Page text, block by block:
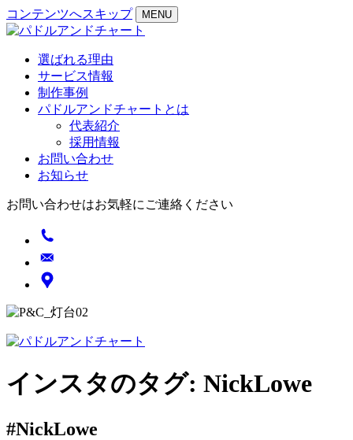
コンテンツへスキップ MENU
選ばれる理由
サービス情報
制作事例
パドルアンドチャートとは
代表紹介
採用情報
お問い合わせ
お知らせ
お問い合わせはお気軽にご連絡ください
インスタのタグ: NickLowe
#NickLowe